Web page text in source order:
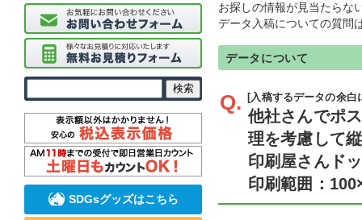
お探しの情報が見当たらな
データ入稿についての質問
データについて
Q. [入稿するデータの余白
他社さんでポ
理を考慮して
印刷屋さんド
印刷範囲：
SDGsグッズはこちら